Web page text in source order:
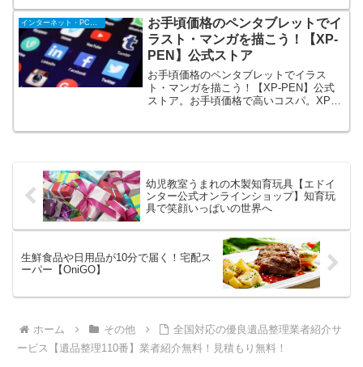
生鮮食品の返礼品も多数。お買い物感覚
ですぐに届く！訳あり、傷ありなど、贈
答向けではない【家庭用の返礼品】も豊
富。
インターネット・PC・携帯
お手頃価格のペンタブレットでイ
ラスト・マンガを描こう！【XP-
PEN】公式ストア
お手頃価格のペンタブレットでイラス
ト・マンガを描こう！【XP-PEN】公式
ストア。お手頃価格で高いコスパ。XP-
幼児教室うまれの木製知育玩具【エドイ
ンター公式オンラインショップ】知育玩
具で笑顔いっぱいの世界へ
生鮮食品や日用品が10分で届く！宅配ス
ーパー【OniGO】
ホーム その他
全国対応の優良遺品整理業者紹介サ
ービス【遺品整理110番】業者紹介無料！見積もり無料！